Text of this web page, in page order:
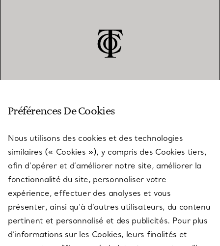
SERVICES
À PROPOS
QUESTIONS LÉGALES
Préférences De Cookies
Nous utilisons des cookies et des technologies
similaires (« Cookies »), y compris des Cookies tiers,
afin d’opérer et d’améliorer notre site, améliorer la
fonctionnalité du site, personnaliser votre
expérience, effectuer des analyses et vous
présenter, ainsi qu’à d’autres utilisateurs, du contenu
pertinent et personnalisé et des publicités. Pour plus
d’informations sur les Cookies, leurs finalités et